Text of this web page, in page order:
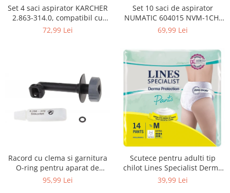
Mobila gradina & terasa
Mobila Living & Dining
Organizare si depozitare
Scule electrice si unelte
Silicon, spume si solutii tehnice
Sisteme Incalzire
Textile si covoare
Accesorii tablete
Laptopuri si Accesorii
Set 4 saci aspirator KARCHER
2.863-314.0, compatibil cu
WD, KWD, SE
72,99 Lei
Set 10 saci de aspirator
NUMATIC 604015 NVM-1CH,
9L
69,99 Lei
Racord cu clema si garnitura
O-ring pentru aparat de
spalat cu presiune, KARCHER
95,99 Lei
Scutece pentru adulti tip
chilot Lines Specialist Derma
Protection Extra, 7 picaturi,
39,99 Lei